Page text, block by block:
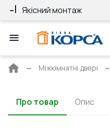
Якісний монтаж
Головна
Міжкімнатні двері
Про товар Опис